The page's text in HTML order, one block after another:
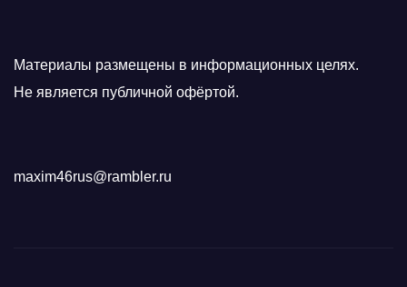
Материалы размещены в информационных целях.
Не является публичной офёртой.
maxim46rus@rambler.ru